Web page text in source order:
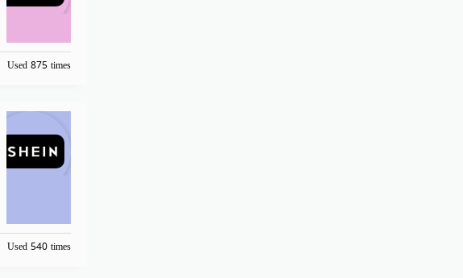
Used 875 times
Used 540 times